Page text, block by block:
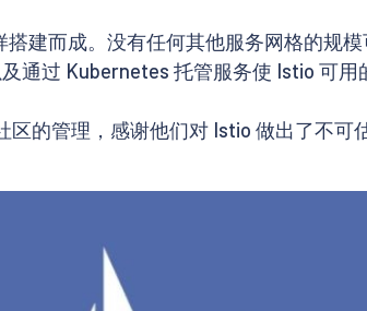
建而成。没有任何其他服务网格的规
通过 Kubernetes 托管服务使 Istio 可用
的管理，感谢他们对 Istio 做出了不可